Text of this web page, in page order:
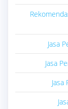
Jasa
Jasa